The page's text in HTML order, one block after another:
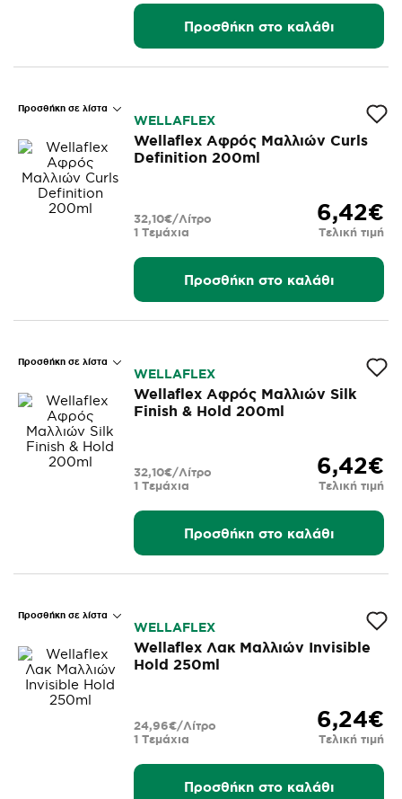
Προσθήκη στο καλάθι
Προσθήκη σε λίστα
WELLAFLEX
Wellaflex Αφρός Μαλλιών Curls
Definition 200ml
6,42€
Τελική τιμή
1 Τεμάχια
32,10€/Λίτρο
Προσθήκη στο καλάθι
Προσθήκη σε λίστα
WELLAFLEX
Wellaflex Αφρός Μαλλιών Silk
Finish & Hold 200ml
6,42€
Τελική τιμή
1 Τεμάχια
32,10€/Λίτρο
Προσθήκη στο καλάθι
Προσθήκη σε λίστα
WELLAFLEX
Wellaflex Λακ Μαλλιών Invisible
Hold 250ml
6,24€
Τελική τιμή
1 Τεμάχια
24,96€/Λίτρο
Προσθήκη στο καλάθι